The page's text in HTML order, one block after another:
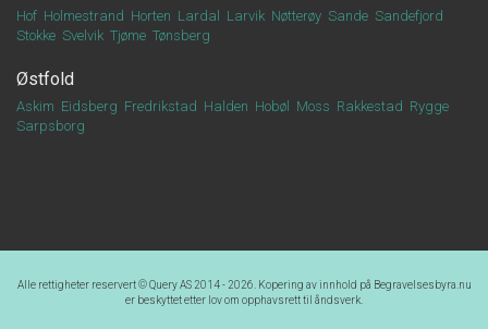
Hof Holmestrand Horten Lardal Larvik Nøtterøy Sande Sandefjord
Stokke Svelvik Tjøme Tønsberg
Østfold
Askim Eidsberg Fredrikstad Halden Hobøl Moss Rakkestad Rygge
Sarpsborg
Alle rettigheter reservert ©Query AS2014 - 2026. Kopering av innhold på Begravelsesbyra.nu
er beskyttet etter lov om opphavsrett til åndsverk.